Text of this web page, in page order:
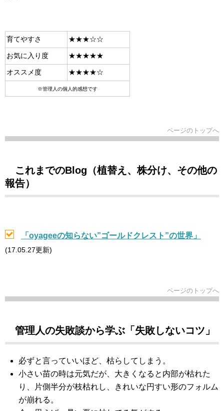
育てやすさ ★★★☆☆
お気に入り度 ★★★★★
オススメ度 ★★★★☆
※管理人の個人的感想です
ページのトップへ
これまでのBlog（植替え、株分け、その他の
報告）
「oyageeの知らない”ゴールドクレスト”の世界」
(17.05.27更新)
ページのトップへ
管理人の失敗談から学ぶ「失敗しないコツ」
必ずと言っていいほど、枯らしてしまう。
小さい苗の時は元気だが、大きくなると内部が枯れた
り、片側半分が枝枯れし、きれいな円すい形のフォルム
が崩れる。